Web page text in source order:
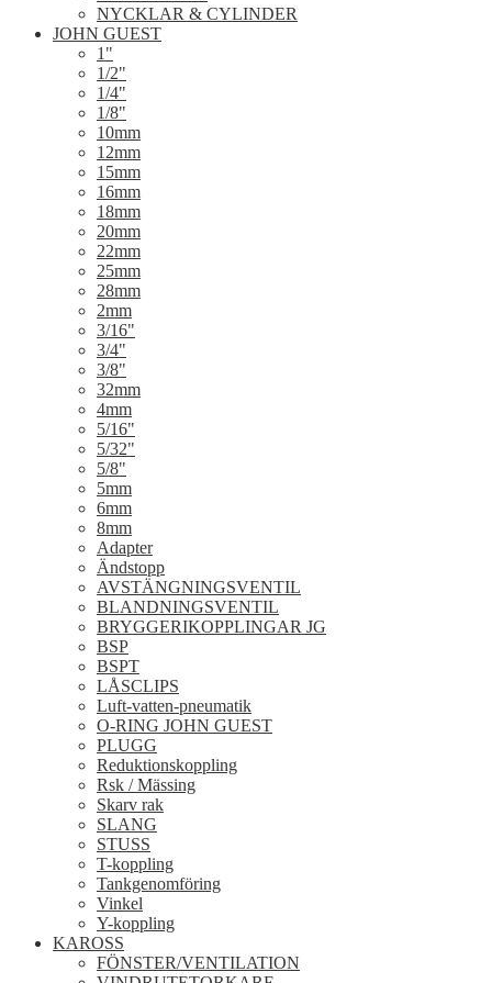
NYCKLAR & CYLINDER
JOHN GUEST
1"
1/2"
1/4"
1/8"
10mm
12mm
15mm
16mm
18mm
20mm
22mm
25mm
28mm
2mm
3/16"
3/4"
3/8"
32mm
4mm
5/16"
5/32"
5/8"
5mm
6mm
8mm
Adapter
Ändstopp
AVSTÄNGNINGSVENTIL
BLANDNINGSVENTIL
BRYGGERIKOPPLINGAR JG
BSP
BSPT
LÅSCLIPS
Luft-vatten-pneumatik
O-RING JOHN GUEST
PLUGG
Reduktionskoppling
Rsk / Mässing
Skarv rak
SLANG
STUSS
T-koppling
Tankgenomföring
Vinkel
Y-koppling
KAROSS
FÖNSTER/VENTILATION